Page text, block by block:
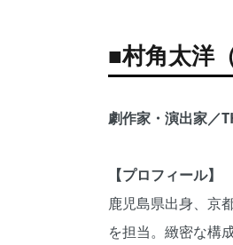
■村角太洋
劇作家・演出家／
【プロフィール】
鹿児島県出身、京
を担当。緻密な構